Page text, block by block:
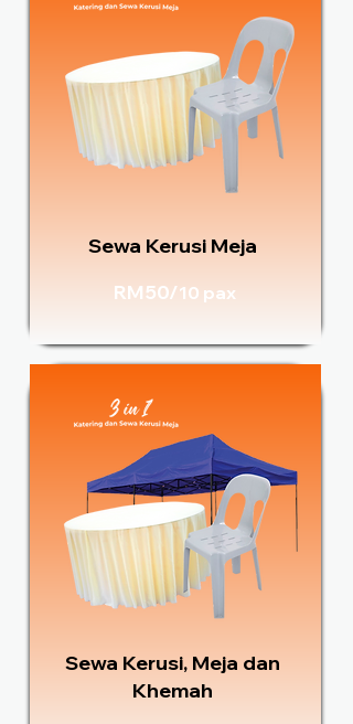
Sewa Kerusi Meja
RM50/10 pax
Sewa Kerusi, Meja dan
Khemah